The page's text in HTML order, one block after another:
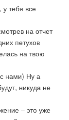
тебя все
на отчет
петухов
на твою
нами) Ну а
никуда не
– это уже